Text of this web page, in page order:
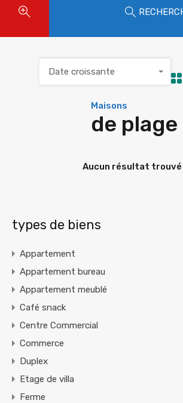
Maisons
de plage
Date croissante
Aucun résultat trouvé
types de biens
Appartement
Appartement bureau
Appartement meublé
Café snack
Centre Commercial
Commerce
Duplex
Etage de villa
Ferme